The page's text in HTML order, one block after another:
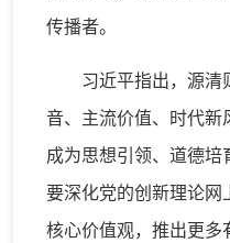
传播者。
习近平指出，源清
音、主流价值、时代新
成为思想引领、道德培
要深化党的创新理论网
核心价值观，推出更多